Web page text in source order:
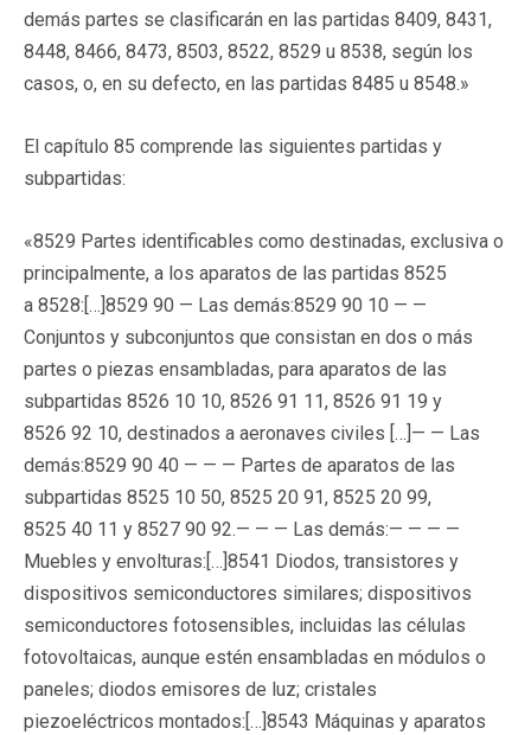
demás partes se clasificarán en las partidas 8409, 8431,
8448, 8466, 8473, 8503, 8522, 8529 u 8538, según los
casos, o, en su defecto, en las partidas 8485 u 8548.»
El capítulo 85 comprende las siguientes partidas y
subpartidas:
«8529 Partes identificables como destinadas, exclusiva o
principalmente, a los aparatos de las partidas 8525
a 8528:[…]8529 90 — Las demás:8529 90 10 — —
Conjuntos y subconjuntos que consistan en dos o más
partes o piezas ensambladas, para aparatos de las
subpartidas 8526 10 10, 8526 91 11, 8526 91 19 y
8526 92 10, destinados a aeronaves civiles […]— — Las
demás:8529 90 40 — — — Partes de aparatos de las
subpartidas 8525 10 50, 8525 20 91, 8525 20 99,
8525 40 11 y 8527 90 92.— — — Las demás:— — — —
Muebles y envolturas:[…]8541 Diodos, transistores y
dispositivos semiconductores similares; dispositivos
semiconductores fotosensibles, incluidas las células
fotovoltaicas, aunque estén ensambladas en módulos o
paneles; diodos emisores de luz; cristales
piezoeléctricos montados:[…]8543 Máquinas y aparatos